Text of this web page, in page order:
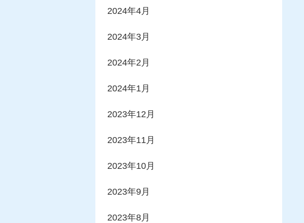
2024年4月
2024年3月
2024年2月
2024年1月
2023年12月
2023年11月
2023年10月
2023年9月
2023年8月